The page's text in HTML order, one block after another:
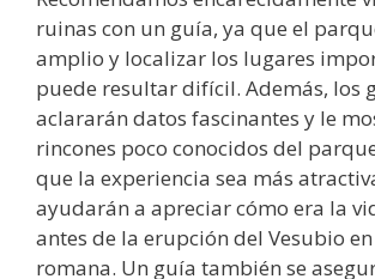
ruinas con un guía, ya que el
amplio y localizar los lugares
puede resultar difícil. Además, los
aclararán datos fascinantes y le
rincones poco conocidos del
que la experiencia sea más
ayudarán a apreciar cómo era la
antes de la erupción del Vesubio
romana. Un guía también se